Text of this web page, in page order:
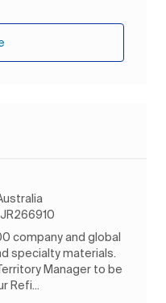
JR266910
company and global
specialty materials.
Manager to be
Refi...